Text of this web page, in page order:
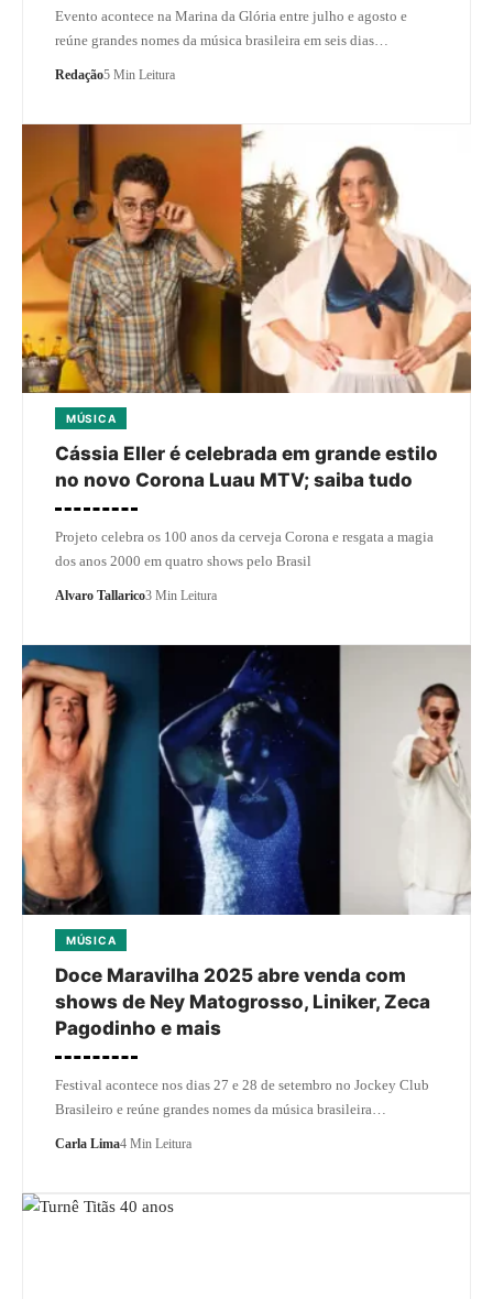
Evento acontece na Marina da Glória entre julho e agosto e
reúne grandes nomes da música brasileira em seis dias…
Redação5 Min Leitura
MÚSICA
Cássia Eller é celebrada em grande estilo
no novo Corona Luau MTV; saiba tudo
Projeto celebra os 100 anos da cerveja Corona e resgata a magia
dos anos 2000 em quatro shows pelo Brasil
Alvaro Tallarico3 Min Leitura
MÚSICA
Doce Maravilha 2025 abre venda com
shows de Ney Matogrosso, Liniker, Zeca
Pagodinho e mais
Festival acontece nos dias 27 e 28 de setembro no Jockey Club
Brasileiro e reúne grandes nomes da música brasileira…
Carla Lima4 Min Leitura